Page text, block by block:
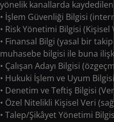
yönelik kanallarda
• İşlem Güvenliği Bilgisi
• Risk Yönetimi Bilgisi (Kişisel
• Finansal Bilgi (yasal bir
muhasebe bilgisi ile buna
• Çalışan Adayı Bilgisi
• Hukuki İşlem ve Uyum
• Denetim ve Teftiş Bilgisi
• Özel Nitelikli Kişisel Veri
• Talep/Şikâyet Yönetimi